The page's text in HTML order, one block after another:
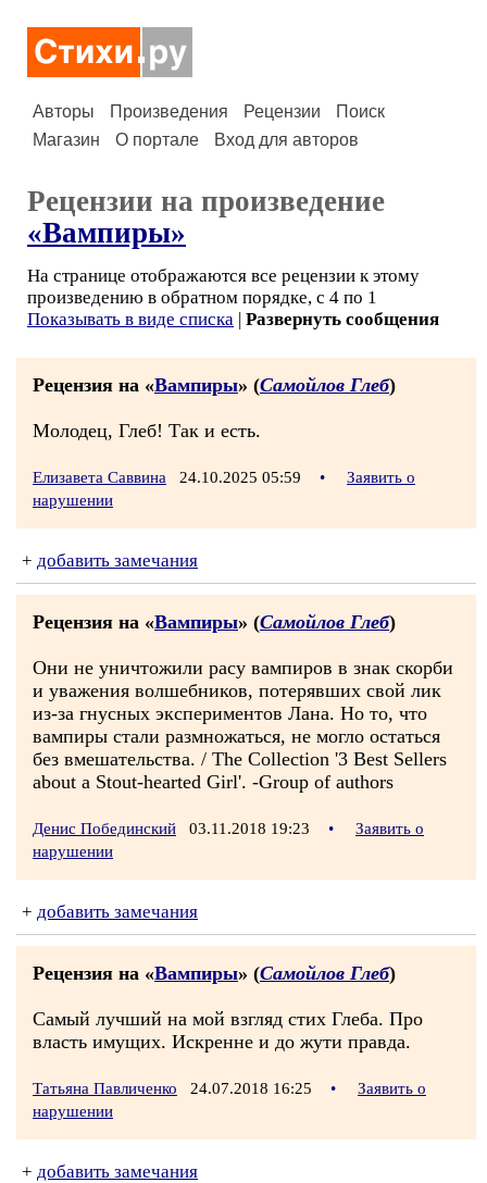
Авторы Произведения Рецензии
Поиск
Магазин
О портале Вход для авторов
Рецензии на произведение
«Вампиры»
На странице отображаются все рецензии к этому
произведению в обратном порядке, с 4 по 1
Показывать в виде списка | Развернуть сообщения
Рецензия на «Вампиры» (Самойлов Глеб)
Молодец, Глеб! Так и есть.
Елизавета Саввина 24.10.2025 05:59 •
Заявить о
нарушении
+ добавить замечания
Рецензия на «Вампиры» (Самойлов Глеб)
Они не уничтожили расу вампиров в знак скорби
и уважения волшебников, потерявших свой лик
из-за гнусных экспериментов Лана. Но то, что
вампиры стали размножаться, не могло остаться
без вмешательства. / The Collection '3 Best Sellers
about a Stout-hearted Girl'. -Group of authors
Денис Побединский 03.11.2018 19:23 •
Заявить о
нарушении
+ добавить замечания
Рецензия на «Вампиры» (Самойлов Глеб)
Самый лучший на мой взгляд стих Глеба. Про
власть имущих. Искренне и до жути правда.
Татьяна Павличенко 24.07.2018 16:25 •
Заявить о
нарушении
+ добавить замечания